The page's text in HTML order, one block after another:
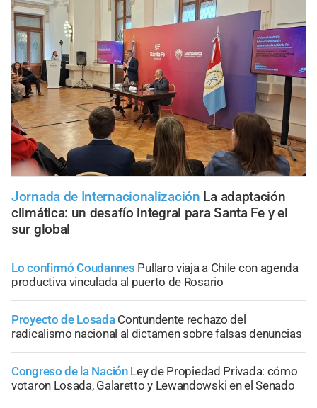
Jornada de Internacionalización La adaptación
climática: un desafío integral para Santa Fe y el
sur global
Lo confirmó Coudannes Pullaro viaja a Chile con agenda
productiva vinculada al puerto de Rosario
Proyecto de Losada Contundente rechazo del
radicalismo nacional al dictamen sobre falsas denuncias
Congreso de la Nación Ley de Propiedad Privada: cómo
votaron Losada, Galaretto y Lewandowski en el Senado